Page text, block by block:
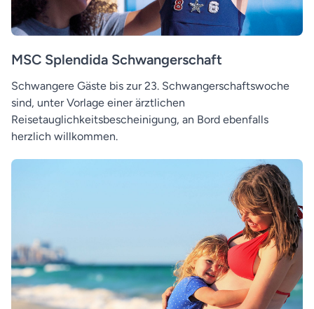
MSC Splendida Schwangerschaft
Schwangere Gäste bis zur 23. Schwangerschaftswoche
sind, unter Vorlage einer ärztlichen
Reisetauglichkeitsbescheinigung, an Bord ebenfalls
herzlich willkommen.